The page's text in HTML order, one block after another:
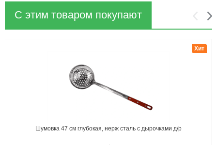
С этим товаром покупают
Шумовка 47 см глубокая, нерж сталь с дырочками д/р
Хит